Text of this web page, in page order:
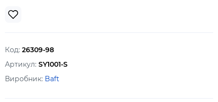
Код: 26309-98
Артикул: SY1001-S
Виробник: Baft